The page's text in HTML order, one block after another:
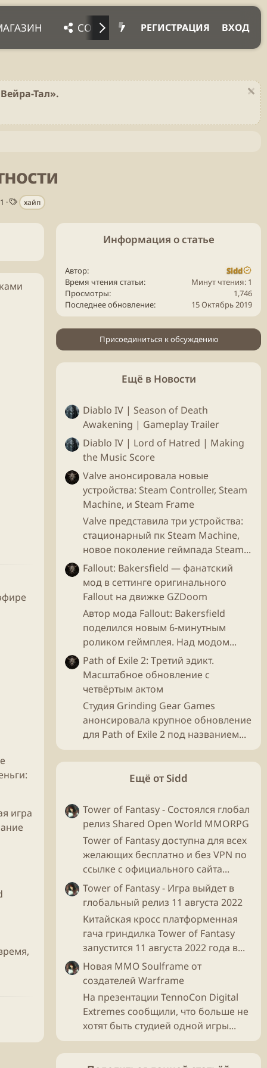
СОЦ. СЕТИ ПРОЧЕЕ ВХОД
РЕГИСТРАЦИЯ
Тал».
Т
е
г
хайп
:
игра
Информация о статье
Автор
Sidd
Время чтения статьи
Минут чтения: 1
Просмотры
1,746
Последнее обновление
15 Октябрь 2019
Присоединиться к обсуждению
Ещё в Новости
Diablo IV | Season of Death
Awakening | Gameplay Trailer
Diablo IV | Lord of Hatred | Making
the Music Score
Valve анонсировала новые
устройства: Steam Controller, Steam
Machine, и Steam Frame
Valve представила три устройства:
стационарный пк Steam Machine,
новое поколение геймпада Steam...
Fallout: Bakersfield — фанатский
мод в сеттинге оригинального
Fallout на движке GZDoom
Автор мода Fallout: Bakersfield
поделился новым 6-минутным
роликом геймплея. Над модом...
Path of Exile 2: Третий эдикт.
Масштабное обновление с
четвёртым актом
Студия Grinding Gear Games
анонсировала крупное обновление
для Path of Exile 2 под названием...
Ещё от Sidd
Tower of Fantasy - Состоялся глобал
релиз Shared Open World MMORPG
Tower of Fantasy доступна для всех
желающих бесплатно и без VPN по
ссылке с официального сайта...
Tower of Fantasy - Игра выйдет в
глобальный релиз 11 августа 2022
Китайская кросс платформенная
гача гриндилка Tower of Fantasy
запустится 11 августа 2022 года в...
Новая ММО Soulframe от
создателей Warframe
На презентации TennoCon Digital
Extremes сообщили, что больше не
хотят быть студией одной игры...